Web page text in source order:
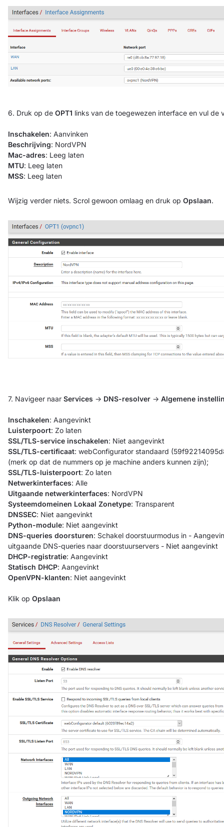
6. Druk op de OPT1 links van de toegewezen interface en vul de
Inschakelen: Aanvinken
Beschrijving: NordVPN
Mac-adres: Leeg laten
MTU: Leeg laten
MSS: Leeg laten
Wijzig verder niets. Scrol gewoon omlaag en druk op Opslaan.
7. Navigeer naar Services -> DNS-resolver -> Algemene
Inschakelen: Aangevinkt
Luisterpoort: Zo laten
SSL/TLS-service inschakelen: Niet aangevinkt
SSL/TLS-certificaat: webConfigurator standaard
(merk op dat de nummers op je machine anders kunnen zijn);
SSL/TLS-luisterpoort: Zo laten
Netwerkinterfaces: Alle
Uitgaande netwerkinterfaces: NordVPN
Systeemdomeinen Lokaal Zonetype: Transparent
DNSSEC: Niet aangevinkt
Python-module: Niet aangevinkt
DNS-queries doorsturen: Schakel doorstuurmodus in -
uitgaande DNS-queries naar doorstuurservers - Niet aangevinkt
DHCP-registratie: Aangevinkt
Statisch DHCP: Aangevinkt
OpenVPN-klanten: Niet aangevinkt
Klik op Opslaan